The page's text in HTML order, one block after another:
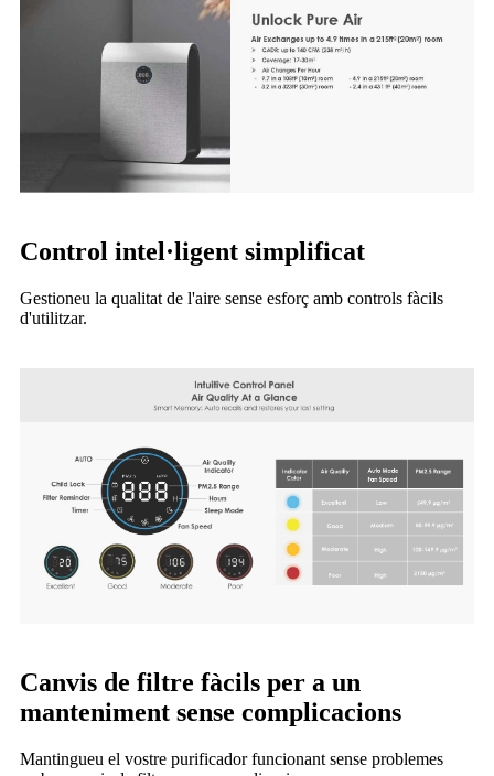
Control intel·ligent simplificat
Gestioneu la qualitat de l'aire sense esforç amb controls fàcils
d'utilitzar.
Canvis de filtre fàcils per a un
manteniment sense complicacions
Mantingueu el vostre purificador funcionant sense problemes